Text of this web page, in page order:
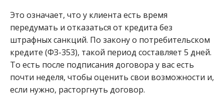
Это означает, что у клиента есть время
передумать и отказаться от кредита без
штрафных санкций. По закону о потребительском
кредите (ФЗ-353), такой период составляет 5 дней.
То есть после подписания договора у вас есть
почти неделя, чтобы оценить свои возможности и,
если нужно, расторгнуть договор.